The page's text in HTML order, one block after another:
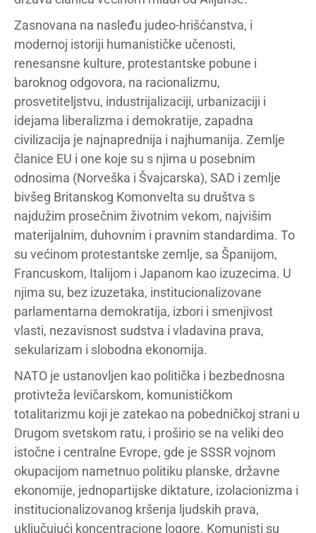
Zasnovana na nasleđu judeo-hrišćanstva, i
modernoj istoriji humanističke učenosti,
renesansne kulture, protestantske pobune i
baroknog odgovora, na racionalizmu,
prosvetiteljstvu, industrijalizaciji, urbanizaciji i
idejama liberalizma i demokratije, zapadna
civilizacija je najnaprednija i najhumanija. Zemlje
članice EU i one koje su s njima u posebnim
odnosima (Norveška i Švajcarska), SAD i zemlje
bivšeg Britanskog Komonvelta su društva s
najdužim prosečnim životnim vekom, najvišim
materijalnim, duhovnim i pravnim standardima. To
su većinom protestantske zemlje, sa Španijom,
Francuskom, Italijom i Japanom kao izuzecima. U
njima su, bez izuzetaka, institucionalizovane
parlamentarna demokratija, izbori i smenjivost
vlasti, nezavisnost sudstva i vladavina prava,
sekularizam i slobodna ekonomija.
NATO je ustanovljen kao politička i bezbednosna
protivteža levičarskom, komunističkom
totalitarizmu koji je zatekao na pobedničkoj strani u
Drugom svetskom ratu, i proširio se na veliki deo
istočne i centralne Evrope, gde je SSSR vojnom
okupacijom nametnuo politiku planske, državne
ekonomije, jednopartijske diktature, izolacionizma i
institucionalizovanog kršenja ljudskih prava,
uključujući koncentracione logore. Komunisti su